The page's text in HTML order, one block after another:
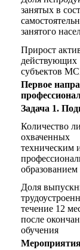
занятых в
занятого
Прирост
действующих
субъектов
Первое
Задача 1.
Количество
охваченных
техническим
образованием
Доля
течение 12
после
обучения